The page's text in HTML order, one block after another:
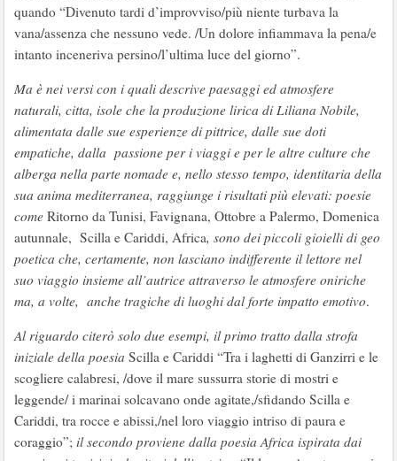
quando “Divenuto tardi d’improvviso/più niente turbava la
vana/assenza che nessuno vede. /Un dolore infiammava la pena/e
intanto inceneriva persino/l’ultima luce del giorno”.
Ma è nei versi con i quali descrive paesaggi ed atmosfere
naturali, citta, isole che la produzione lirica di Liliana Nobile,
alimentata dalle sue esperienze di pittrice, dalle sue doti
empatiche, dalla passione per i viaggi e per le altre culture che
alberga nella parte nomade e, nello stesso tempo, identitaria della
sua anima mediterranea, raggiunge i risultati più elevati: poesie
come Ritorno da Tunisi, Favignana, Ottobre a Palermo, Domenica
autunnale, Scilla e Cariddi, Africa, sono dei piccoli gioielli di geo
poetica che, certamente, non lasciano indifferente il lettore nel
suo viaggio insieme all’autrice attraverso le atmosfere oniriche
ma, a volte, anche tragiche di luoghi dal forte impatto emotivo.
Al riguardo citerò solo due esempi, il primo tratto dalla strofa
iniziale della poesia Scilla e Cariddi “Tra i laghetti di Ganzirri e le
scogliere calabresi, /dove il mare sussurra storie di mostri e
leggende/ i marinai solcavano onde agitate,/sfidando Scilla e
Cariddi, tra rocce e abissi,/nel loro viaggio intriso di paura e
coraggio”; il secondo proviene dalla poesia Africa ispirata dai